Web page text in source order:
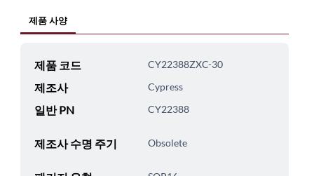
제품 사양
제품 코드 CY22388ZXC-30
제조사 Cypress
일반 PN CY22388
제조사 수명 주기 Obsolete